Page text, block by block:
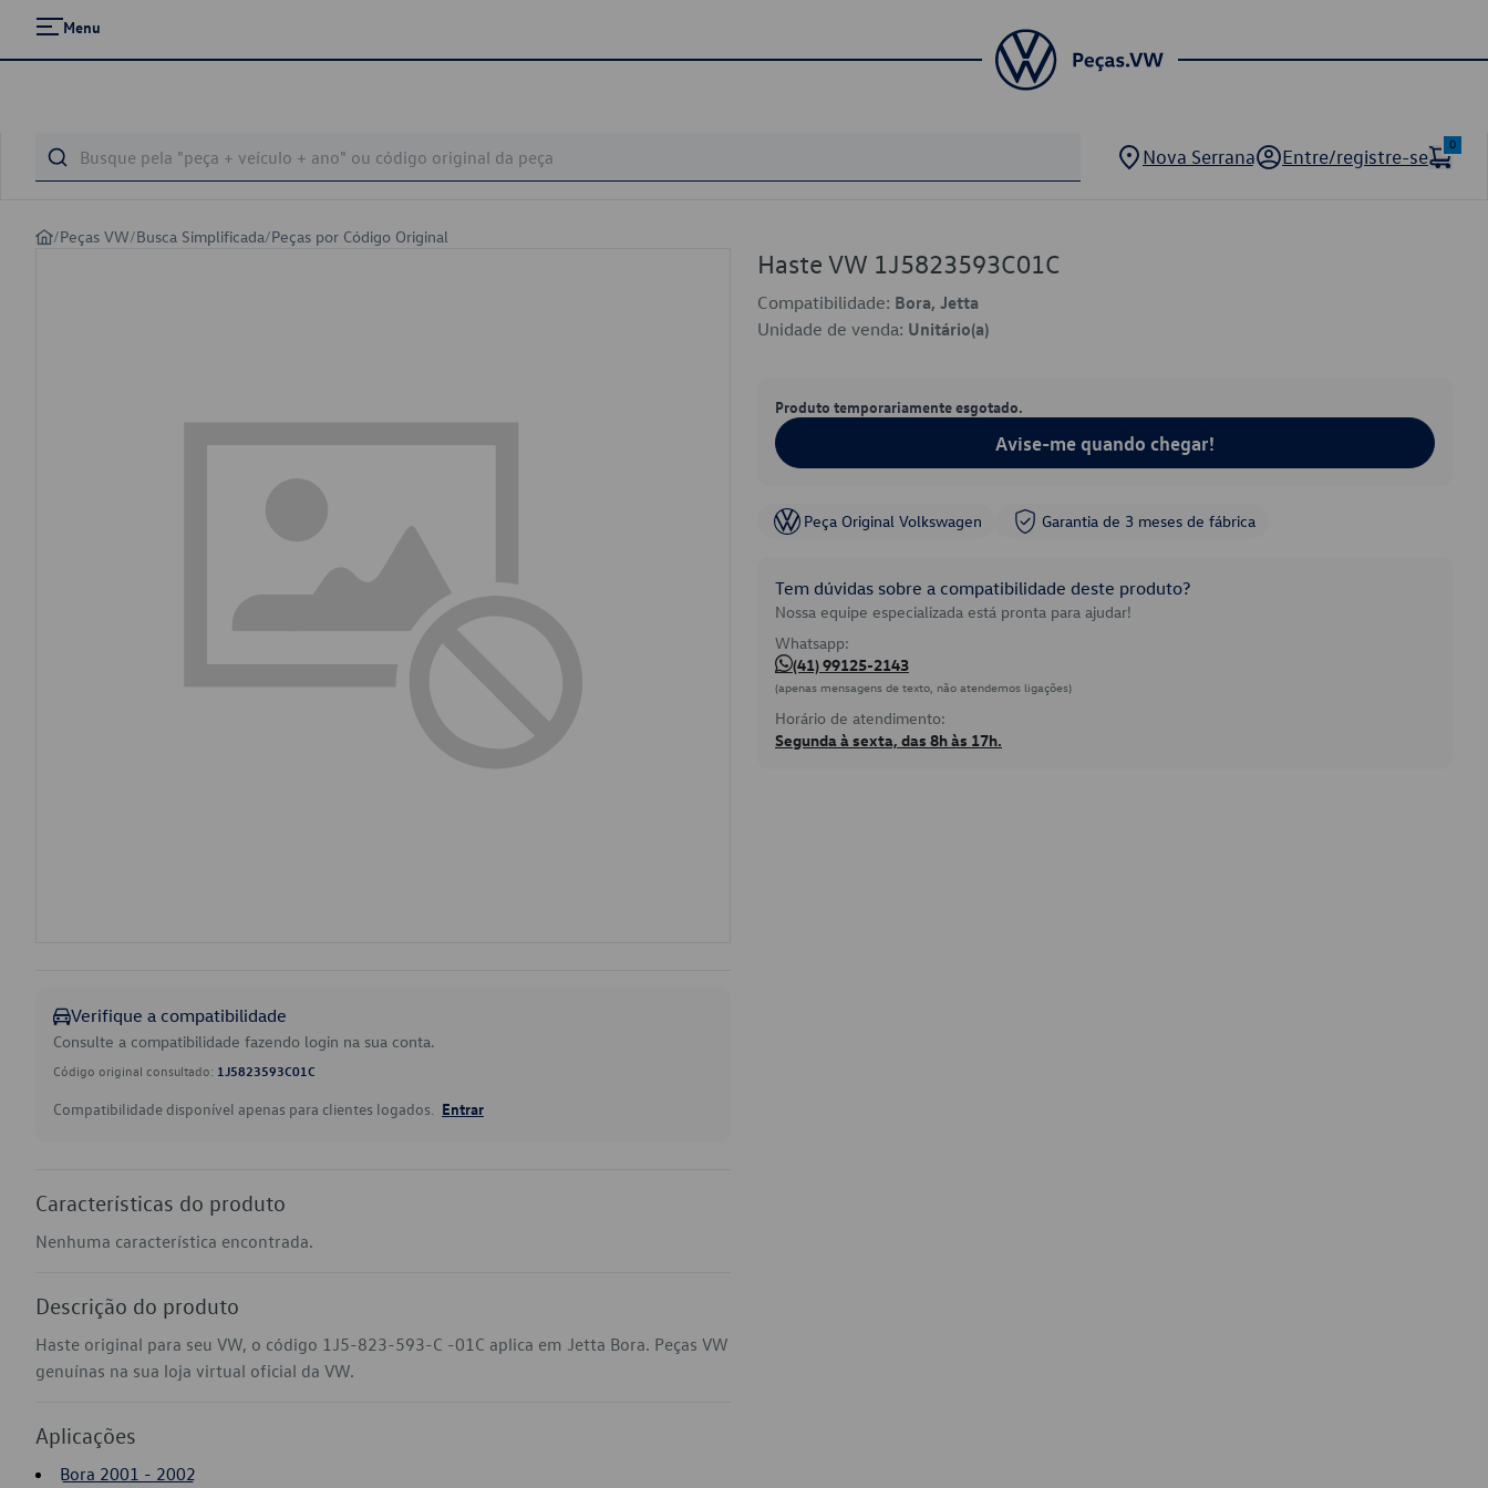
Menu
Nova Serrana Entre/registre-se
0
/Peças VW/Busca Simplificada/Peças por Código Original
Verifique a compatibilidade
Consulte a compatibilidade fazendo login na sua conta.
Código original consultado: 1J5823593C01C
Compatibilidade disponível apenas para clientes logados. Entrar
Características do produto
Nenhuma característica encontrada.
Descrição do produto
Haste original para seu VW, o código 1J5-823-593-C -01C aplica em Jetta Bora. Peças VW
genuínas na sua loja virtual oficial da VW.
Aplicações
Bora 2001 - 2002
Haste VW 1J5823593C01C
Compatibilidade: Bora, Jetta
Unidade de venda: Unitário(a)
Produto temporariamente esgotado.
Avise-me quando chegar!
Peça Original Volkswagen Garantia de 3 meses de fábrica
Tem dúvidas sobre a compatibilidade deste produto?
Nossa equipe especializada está pronta para ajudar!
Whatsapp:
(41) 99125-2143
(apenas mensagens de texto, não atendemos ligações)
Horário de atendimento:
Segunda à sexta, das 8h às 17h.